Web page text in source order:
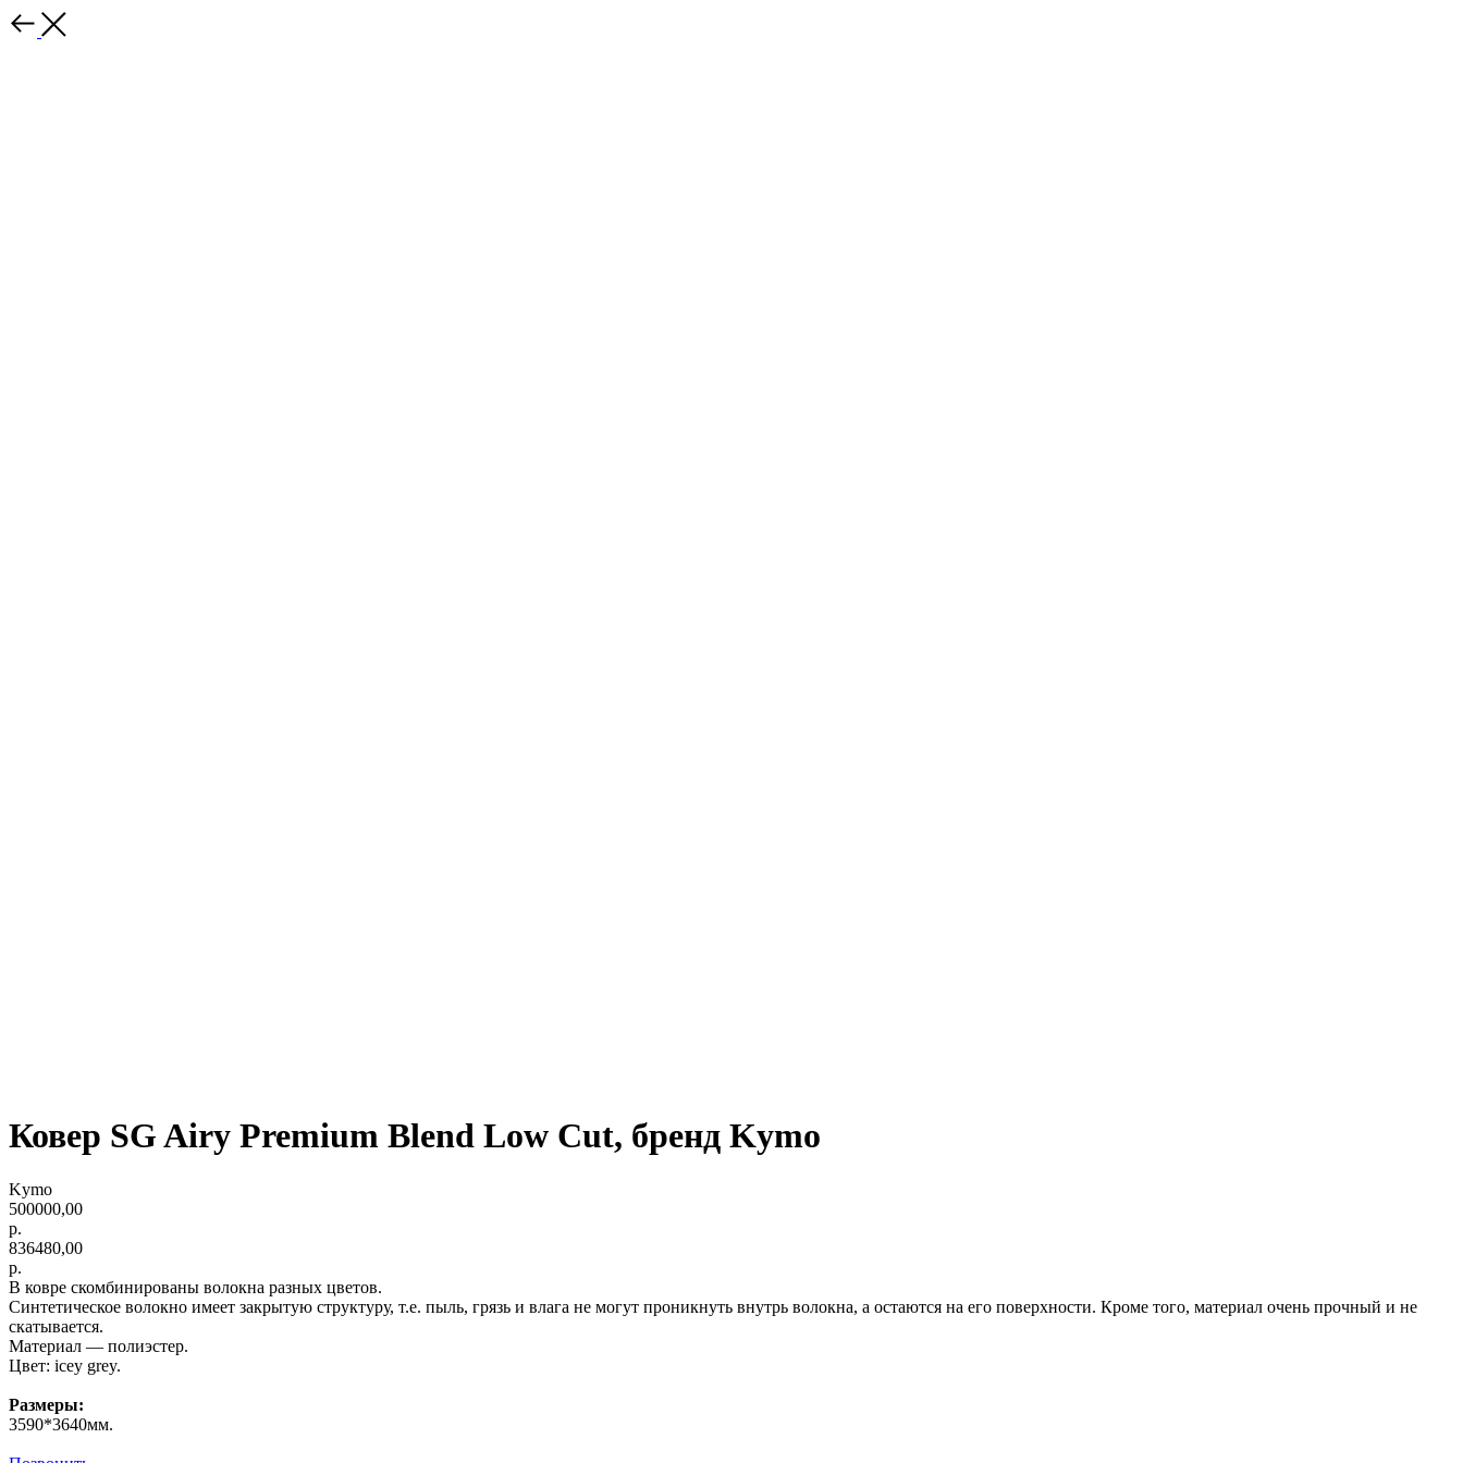
Ковер SG Airy Premium Blend Low Cut, бренд Kymo
Kymo
500000,00
р.
836480,00
р.
В ковре скомбинированы волокна разных цветов.
Синтетическое волокно имеет закрытую структуру, т.е. пыль, грязь и влага не могут проникнуть внутрь волокна, а остаются на его поверхности. Кроме того, материал очень прочный и не
скатывается.
Материал — полиэстер.
Цвет: icey grey.
Размеры:
3590*3640мм.